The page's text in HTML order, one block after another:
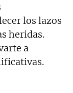
los lazos
heridas.
a